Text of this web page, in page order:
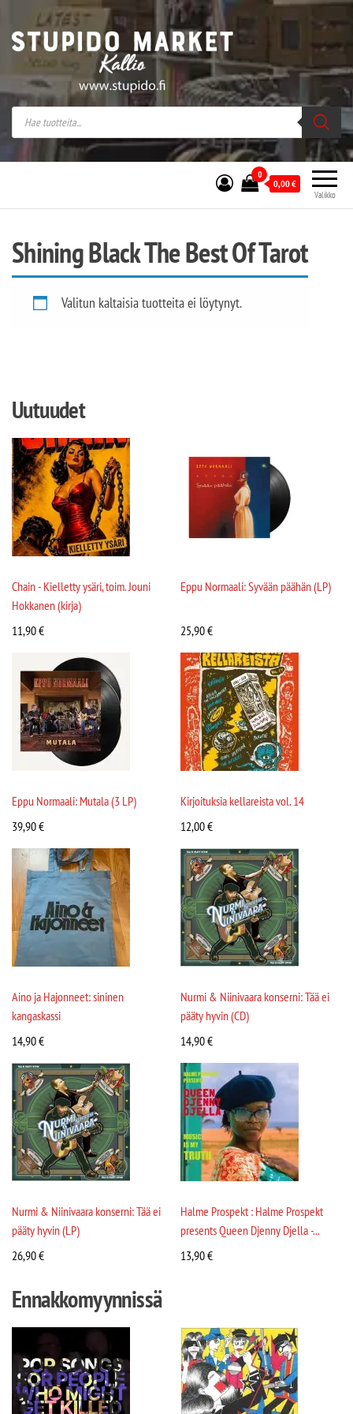
Stupido Market – verkossa ja kivijalassa
Stupido Market on vaihtoehtomusaan
erikoistunut verkko- sekä
kivijalkakauppa Helsingissä Kallion
sydämessä.
Valikko
0
0,00€
Shining Black The Best Of Tarot
Valitun kaltaisia tuotteita ei löytynyt.
Uutuudet
Chain - Kielletty ysäri, toim. Jouni
Hokkanen (kirja)
11,90€
Eppu Normaali: Syvään päähän (LP)
25,90€
Eppu Normaali: Mutala (3 LP)
39,90€
Kirjoituksia kellareista vol. 14
12,00€
Aino ja Hajonneet: sininen
kangaskassi
14,90€
Nurmi & Niinivaara konserni: Tää ei
pääty hyvin (CD)
14,90€
Nurmi & Niinivaara konserni: Tää ei
pääty hyvin (LP)
26,90€
Halme Prospekt : Halme Prospekt
presents Queen Djenny Djella -...
13,90€
Ennakkomyynnissä